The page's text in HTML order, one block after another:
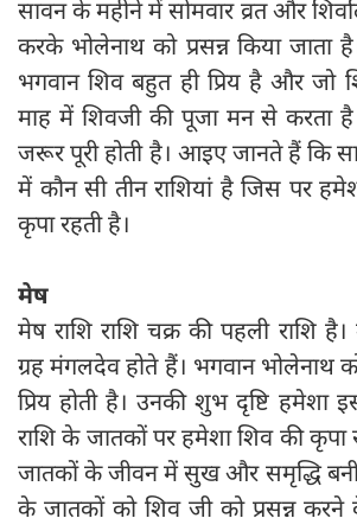
सावन के महीने में सोमवार व्रत और
करके भोलेनाथ को प्रसन्न किया जाता
भगवान शिव बहुत ही प्रिय है और जो
माह में शिवजी की पूजा मन से करता
जरूर पूरी होती है। आइए जानते हैं कि
में कौन सी तीन राशियां है जिस पर
कृपा रहती है।
मेष
मेष राशि राशि चक्र की पहली राशि
ग्रह मंगलदेव होते हैं। भगवान भोलेनाथ
प्रिय होती है। उनकी शुभ दृष्टि हमेशा
राशि के जातकों पर हमेशा शिव की
जातकों के जीवन में सुख और समृद्धि बनी
के जातकों को शिव जी को प्रसन्न